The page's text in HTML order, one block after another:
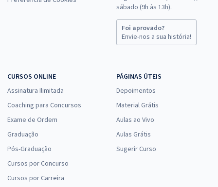
sábado (9h às 13h).
Foi aprovado?
Envie-nos a sua história!
CURSOS ONLINE
Assinatura Ilimitada
Coaching para Concursos
Exame de Ordem
Graduação
Pós-Graduação
Cursos por Concurso
Cursos por Carreira
PÁGINAS ÚTEIS
Depoimentos
Material Grátis
Aulas ao Vivo
Aulas Grátis
Sugerir Curso